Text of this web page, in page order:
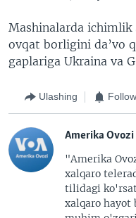
Mashinalarda
ovqat borligini da’vo
gaplariga Ukraina va
Ulashing
Amerika Ovozi
"Amerika
xalqaro
tilidagi
xalqaro hayot